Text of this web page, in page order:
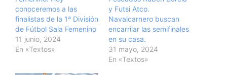
conoceremos a las
finalistas de la 1ª División
de Fútbol Sala Femenino
11 junio, 2024
En «Textos»
y Futsi Atco.
Navalcarnero buscan
encarrilar las semifinales
en su casa.
31 mayo, 2024
En «Textos»